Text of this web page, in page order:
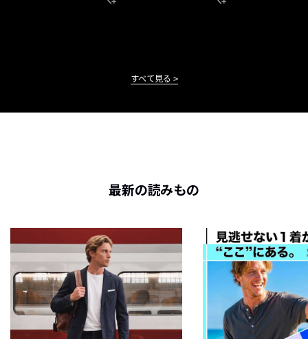
すべて見る
最新の読みもの